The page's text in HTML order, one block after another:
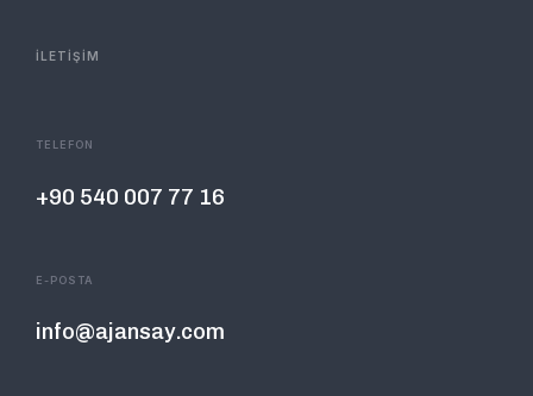
İLETİŞİM
TELEFON
+90 540 007 77 16
E-POSTA
info@ajansay.com